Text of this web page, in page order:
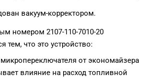
вакуум-корректором.
номером 2107-110-7010-20
тем, что это устройство:
от экономайзера
влияние на расход топливной